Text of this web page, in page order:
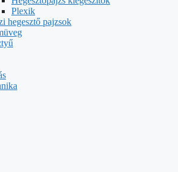
Plexik
hegesztő pajzsok